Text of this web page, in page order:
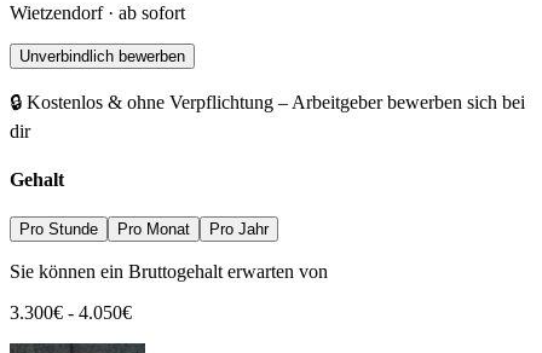
Wietzendorf · ab sofort
Unverbindlich bewerben
🔒 Kostenlos & ohne Verpflichtung – Arbeitgeber bewerben sich bei
dir
Gehalt
Pro Stunde Pro Monat Pro Jahr
Sie können ein Bruttogehalt erwarten von
3.300€ - 4.050€